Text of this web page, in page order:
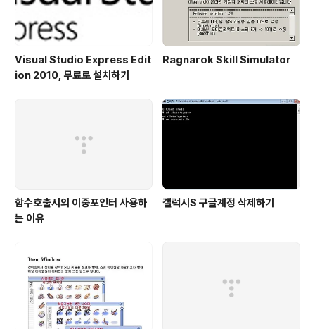
Visual Studio Express Edit
ion 2010, 무료로 설치하기
Ragnarok Skill Simulator
함수호출시의 이중포인터 사용하
는 이유
갤럭시S 구글계정 삭제하기